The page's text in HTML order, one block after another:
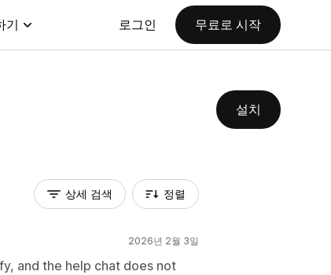
기 로그인 무료로 시작
설치
상세 검색 정렬
2026년 2월 3일
and the help chat does not